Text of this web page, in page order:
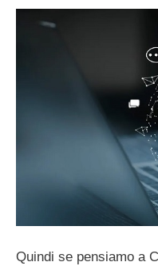
Quindi se pensiamo a